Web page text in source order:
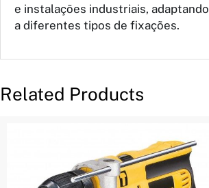
e instalações industriais,
a diferentes tipos de fixações.
Related Products